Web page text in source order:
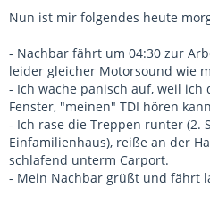
Nun ist mir folgendes heute
- Nachbar fährt um 04:30 zur
leider gleicher Motorsound wie
- Ich wache panisch auf, weil
Fenster, "meinen" TDI hören
- Ich rase die Treppen runter (2.
Einfamilienhaus), reiße an der
schlafend unterm Carport.
- Mein Nachbar grüßt und fährt